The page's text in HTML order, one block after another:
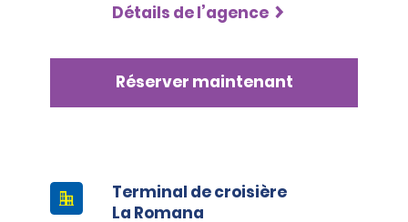
Détails de l’agence
Réserver maintenant
Terminal de croisière
La Romana